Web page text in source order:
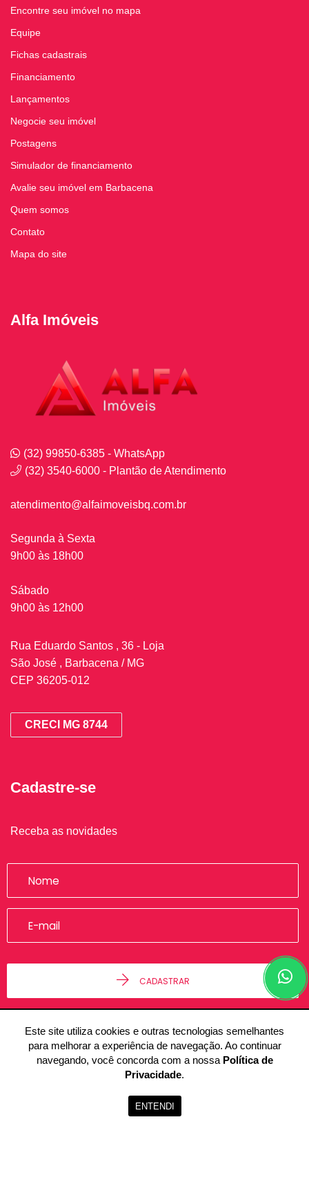
Encontre seu imóvel no mapa
Equipe
Fichas cadastrais
Financiamento
Lançamentos
Negocie seu imóvel
Postagens
Simulador de financiamento
Avalie seu imóvel em Barbacena
Quem somos
Contato
Mapa do site
Alfa Imóveis
(32) 99850-6385 - WhatsApp
(32) 3540-6000 - Plantão de Atendimento
atendimento@alfaimoveisbq.com.br
Segunda à Sexta
9h00 às 18h00
Sábado
9h00 às 12h00
Rua Eduardo Santos , 36 - Loja
São José , Barbacena / MG
CEP 36205-012
CRECI MG 8744
Cadastre-se
Receba as novidades
CADASTRAR
48.236.892/0001-50 -
Reservados.
Este site utiliza cookies e outras tecnologias semelhantes
para melhorar a experiência de navegação. Ao continuar
navegando, você concorda com a nossa Política de
Privacidade.
ENTENDI